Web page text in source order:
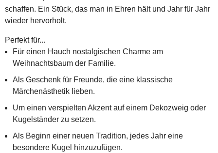
schaffen. Ein Stück, das man in Ehren hält und Jahr für Jahr
wieder hervorholt.
Perfekt für...
Für einen Hauch nostalgischen Charme am
Weihnachtsbaum der Familie.
Als Geschenk für Freunde, die eine klassische
Märchenästhetik lieben.
Um einen verspielten Akzent auf einem Dekozweig oder
Kugelständer zu setzen.
Als Beginn einer neuen Tradition, jedes Jahr eine
besondere Kugel hinzuzufügen.